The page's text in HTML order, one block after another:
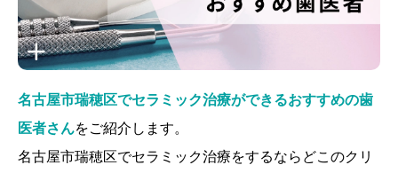
名古屋市瑞穂区でセラミック治療ができるおすすめの歯
医者さんをご紹介します。
名古屋市瑞穂区でセラミック治療をするならどこのクリ